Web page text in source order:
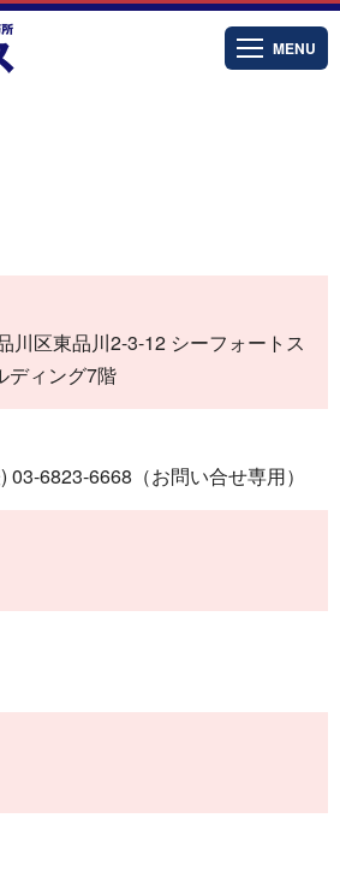
MENU
川区東品川2-3-12 シーフォートス
ディング7階
6823-6668（お問い合せ専用）